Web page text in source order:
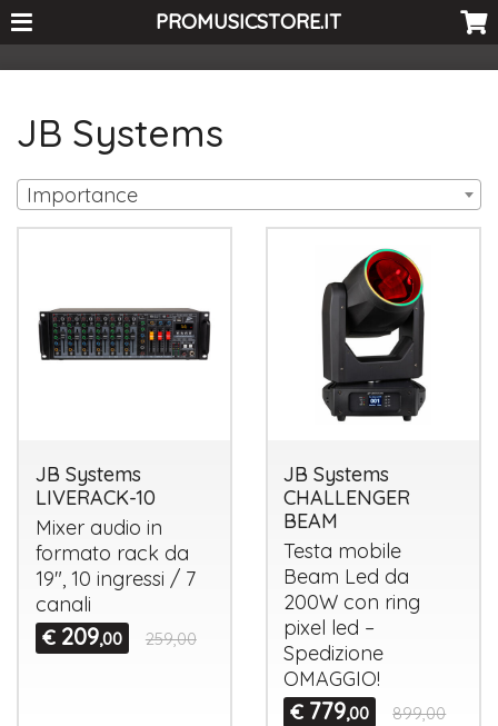
<-- Curio's GSC -->PROMUSICSTORE.IT
JB Systems
Importance
JB Systems
LIVERACK-10
Mixer audio in
formato rack da
19", 10 ingressi / 7
canali
€ 209,00 259,00
JB Systems
CHALLENGER
BEAM
Testa mobile
Beam Led da
200W con ring
pixel led –
Spedizione
OMAGGIO!
€ 779,00 899,00